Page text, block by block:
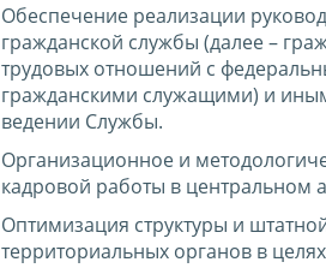
Обеспечение реализации
гражданской службы (далее –
трудовых отношений с
гражданскими служащими) и
ведении Службы.
Организационное и
кадровой работы в центральном
Оптимизация структуры и
территориальных органов в